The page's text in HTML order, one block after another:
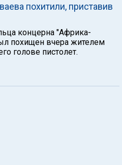
похитили, приставив
концерна "Африка-
похищен вчера жителем
голове пистолет.